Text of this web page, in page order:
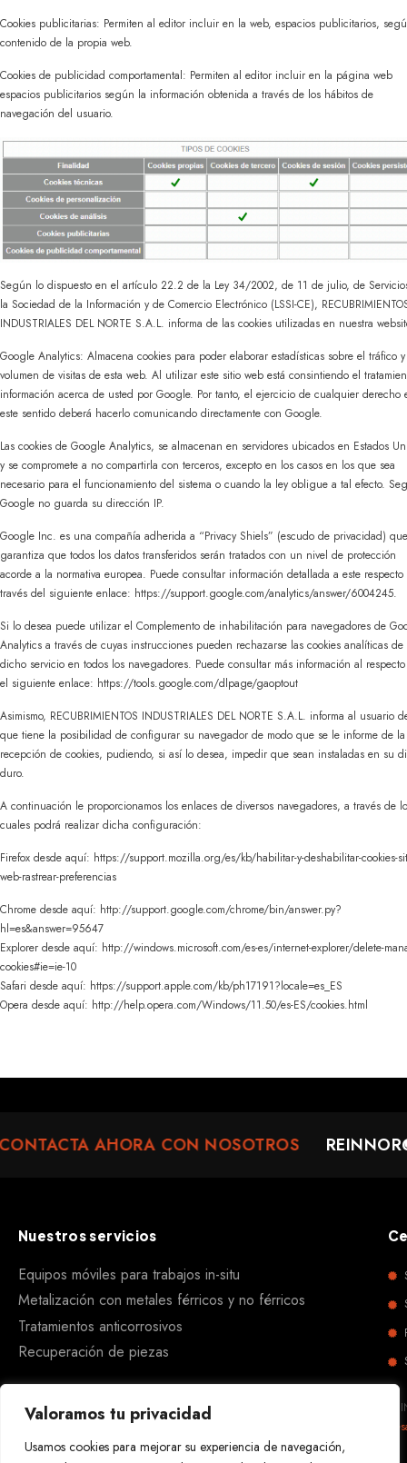
Valoramos tu privacidad
Usamos cookies para mejorar su experiencia de navegación,
Cookies publicitarias: Permiten al editor incluir en la web, espacios publicitarios,
contenido de la propia web.
Cookies de publicidad comportamental: Permiten al editor incluir en la página web
espacios publicitarios según la información obtenida a través de los hábitos de
navegación del usuario.
Según lo dispuesto en el artículo 22.2 de la Ley 34/2002, de 11 de julio, de
la Sociedad de la Información y de Comercio Electrónico (LSSI-CE),
INDUSTRIALES DEL NORTE S.A.L. informa de las cookies utilizadas en nuestra
Google Analytics: Almacena cookies para poder elaborar estadísticas sobre el tráfico y
volumen de visitas de esta web. Al utilizar este sitio web está consintiendo el
información acerca de usted por Google. Por tanto, el ejercicio de cualquier derecho
este sentido deberá hacerlo comunicando directamente con Google.
Las cookies de Google Analytics, se almacenan en servidores ubicados en Estados
y se compromete a no compartirla con terceros, excepto en los casos en los que sea
necesario para el funcionamiento del sistema o cuando la ley obligue a tal efecto.
Google no guarda su dirección IP.
Google Inc. es una compañía adherida a “Privacy Shiels” (escudo de privacidad) que
garantiza que todos los datos transferidos serán tratados con un nivel de protección
acorde a la normativa europea. Puede consultar información detallada a este respecto
través del siguiente enlace: https://support.google.com/analytics/answer/6004245.
Si lo desea puede utilizar el Complemento de inhabilitación para navegadores de
Analytics a través de cuyas instrucciones pueden rechazarse las cookies analíticas de
dicho servicio en todos los navegadores. Puede consultar más información al
el siguiente enlace: https://tools.google.com/dlpage/gaoptout
Asimismo, RECUBRIMIENTOS INDUSTRIALES DEL NORTE S.A.L. informa al usuario
que tiene la posibilidad de configurar su navegador de modo que se le informe de la
recepción de cookies, pudiendo, si así lo desea, impedir que sean instaladas en su
duro.
A continuación le proporcionamos los enlaces de diversos navegadores, a través de
cuales podrá realizar dicha configuración:
Firefox desde aquí: https://support.mozilla.org/es/kb/habilitar-y-deshabilitar-cookies-
web-rastrear-preferencias
Chrome desde aquí: http://support.google.com/chrome/bin/answer.py?
hl=es&answer=95647
Explorer desde aquí: http://windows.microsoft.com/es-es/internet-explorer/delete-
cookies#ie=ie-10
Safari desde aquí: https://support.apple.com/kb/ph17191?locale=es_ES
Opera desde aquí: http://help.opera.com/Windows/11.50/es-ES/cookies.html
AHORA CON NOSOTROS
Nuestros servicios
Equipos móviles para trabajos in-situ
Metalización con metales férricos y no férricos
Tratamientos anticorrosivos
Recuperación de piezas